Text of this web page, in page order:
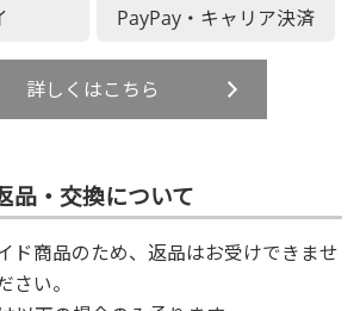
PayPay・キャリア決済
詳しくはこちら
品・交換について
ド商品のため、返品はお受けできませ
さい。